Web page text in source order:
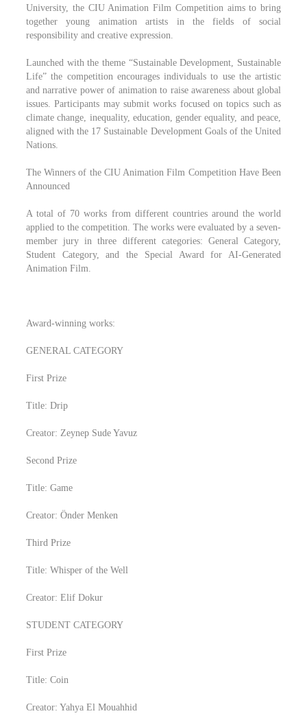
University, the CIU Animation Film Competition aims to bring
together young animation artists in the fields of social
responsibility and creative expression.
Launched with the theme “Sustainable Development, Sustainable
Life” the competition encourages individuals to use the artistic
and narrative power of animation to raise awareness about global
issues. Participants may submit works focused on topics such as
climate change, inequality, education, gender equality, and peace,
aligned with the 17 Sustainable Development Goals of the United
Nations.
The Winners of the CIU Animation Film Competition Have Been
Announced
A total of 70 works from different countries around the world
applied to the competition. The works were evaluated by a seven-
member jury in three different categories: General Category,
Student Category, and the Special Award for AI-Generated
Animation Film.
Award-winning works:
GENERAL CATEGORY
First Prize
Title: Drip
Creator: Zeynep Sude Yavuz
Second Prize
Title: Game
Creator: Önder Menken
Third Prize
Title: Whisper of the Well
Creator: Elif Dokur
STUDENT CATEGORY
First Prize
Title: Coin
Creator: Yahya El Mouahhid